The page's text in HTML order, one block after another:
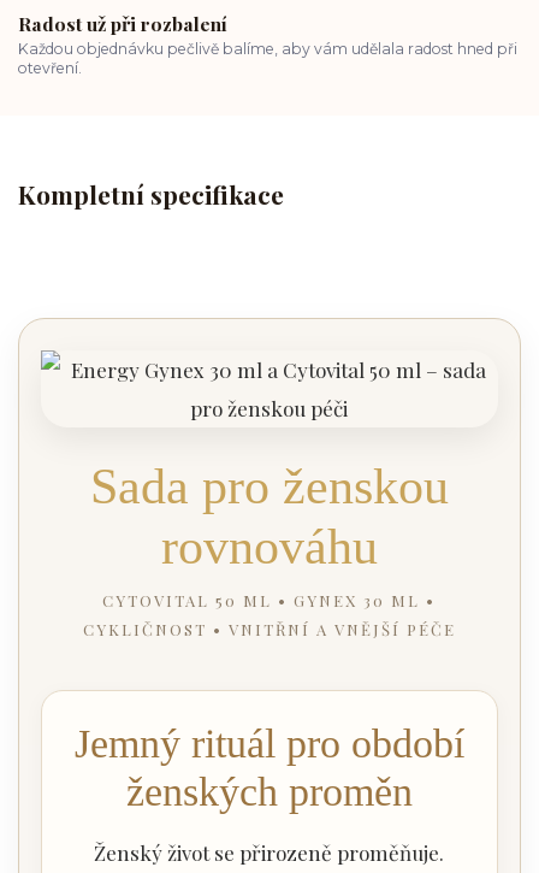
Radost už při rozbalení
Každou objednávku pečlivě balíme, aby vám udělala radost hned při
otevření.
Kompletní specifikace
Sada pro ženskou
rovnováhu
CYTOVITAL 50 ML • GYNEX 30 ML •
CYKLIČNOST • VNITŘNÍ A VNĚJŠÍ PÉČE
Jemný rituál pro období
ženských proměn
Ženský život se přirozeně proměňuje.